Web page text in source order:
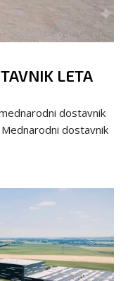
LETA
dostavnik
dostavnik